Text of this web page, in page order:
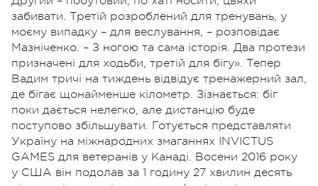
забивати. Третій розроблений для тренувань, у
моєму випадку – для веслування, – розповідає
Мазніченко. – З ногою та сама історія. Два протези
призначені для ходьби, третій для бігу». Тепер
Вадим тричі на тиждень відвідує тренажерний зал,
де бігає щонайменше кілометр. Зізнається: біг
поки дається нелегко, але дистанцію буде
поступово збільшувати. Готується представляти
Україну на міжнародних змаганнях INVICTUS
GAMES для ветеранів у Канаді. Восени 2016 року
у США він подолав за 1 годину 27 хвилин десять